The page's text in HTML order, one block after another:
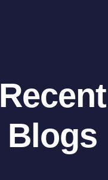
Recent
Blogs